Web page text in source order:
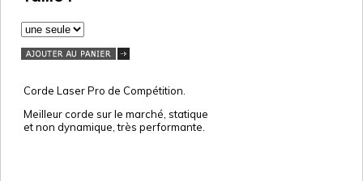
Corde Laser Pro de Compétition.
Meilleur corde sur le marché, statique
et non dynamique, très performante.